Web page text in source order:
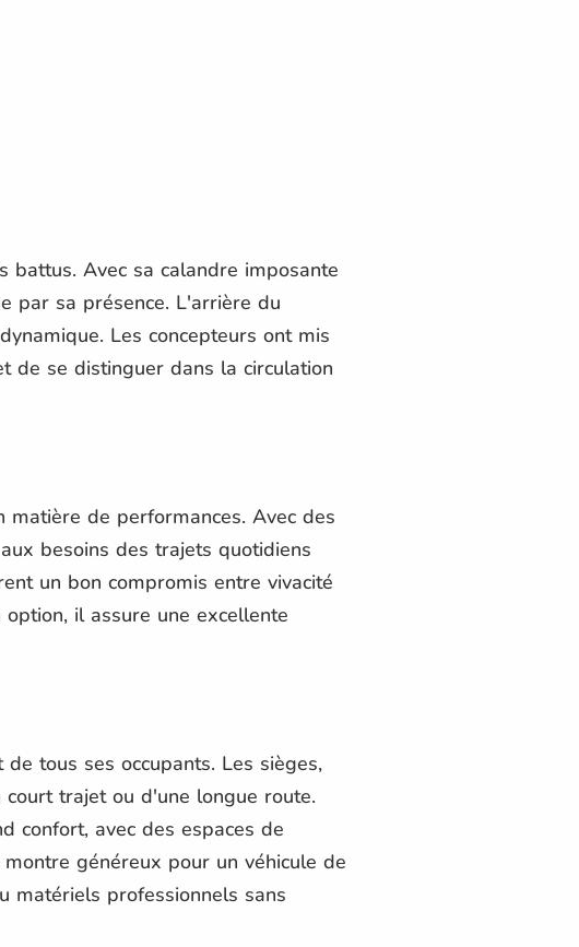
battus. Avec sa calandre imposante
par sa présence. L'arrière du
Les concepteurs ont mis
de se distinguer dans la circulation
de performances. Avec des
besoins des trajets quotidiens
un bon compromis entre vivacité
il assure une excellente
tous ses occupants. Les sièges,
trajet ou d'une longue route.
confort, avec des espaces de
généreux pour un véhicule de
matériels professionnels sans